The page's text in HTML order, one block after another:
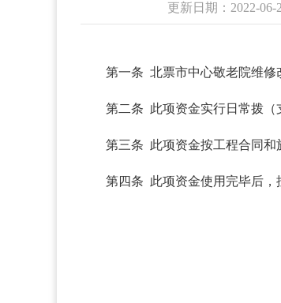
更新日期：2022-
第一条 北票市中心敬老院维修
第二条 此项资金实行日常拨（
第三条 此项资金按工程合同和
第四条 此项资金使用完毕后，